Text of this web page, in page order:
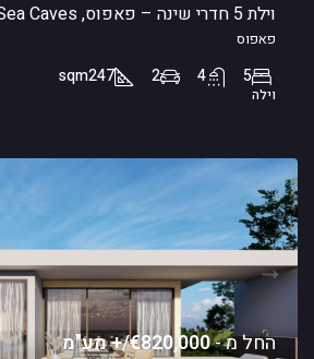
וילת 5 חדרי שינה – פאפוס, Sea Caves
פאפוס
5
4
2
247
sqm
וילה
החל מ -€820,000/+ מע"מ